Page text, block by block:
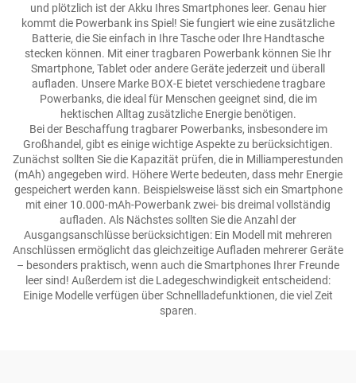
und plötzlich ist der Akku Ihres Smartphones leer. Genau hier
kommt die Powerbank ins Spiel! Sie fungiert wie eine zusätzliche
Batterie, die Sie einfach in Ihre Tasche oder Ihre Handtasche
stecken können. Mit einer tragbaren Powerbank können Sie Ihr
Smartphone, Tablet oder andere Geräte jederzeit und überall
aufladen. Unsere Marke BOX-E bietet verschiedene tragbare
Powerbanks, die ideal für Menschen geeignet sind, die im
hektischen Alltag zusätzliche Energie benötigen.
Bei der Beschaffung tragbarer Powerbanks, insbesondere im
Großhandel, gibt es einige wichtige Aspekte zu berücksichtigen.
Zunächst sollten Sie die Kapazität prüfen, die in Milliamperestunden
(mAh) angegeben wird. Höhere Werte bedeuten, dass mehr Energie
gespeichert werden kann. Beispielsweise lässt sich ein Smartphone
mit einer 10.000-mAh-Powerbank zwei- bis dreimal vollständig
aufladen. Als Nächstes sollten Sie die Anzahl der
Ausgangsanschlüsse berücksichtigen: Ein Modell mit mehreren
Anschlüssen ermöglicht das gleichzeitige Aufladen mehrerer Geräte
– besonders praktisch, wenn auch die Smartphones Ihrer Freunde
leer sind! Außerdem ist die Ladegeschwindigkeit entscheidend:
Einige Modelle verfügen über Schnellladefunktionen, die viel Zeit
sparen.